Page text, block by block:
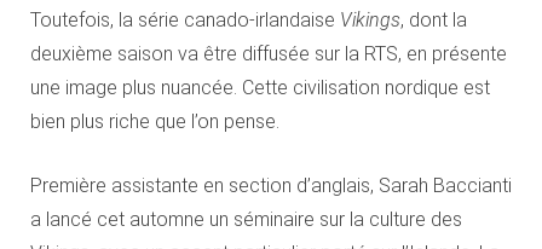
Toutefois, la série canado-irlandaise Vikings, dont la
deuxième saison va être diffusée sur la RTS, en présente
une image plus nuancée. Cette civilisation nordique est
bien plus riche que l’on pense.
Première assistante en section d’anglais, Sarah Baccianti
a lancé cet automne un séminaire sur la culture des